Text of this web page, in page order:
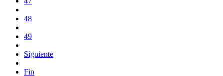
48
49
Siguiente
Fin